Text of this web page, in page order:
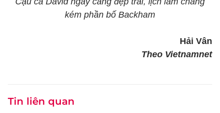
kém phần bố Backham
Hải Vân
Theo Vietnamnet
Tin liên quan